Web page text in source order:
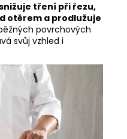
tření při řezu,
otěrem a prodlužuje
povrchových
svůj vzhled i